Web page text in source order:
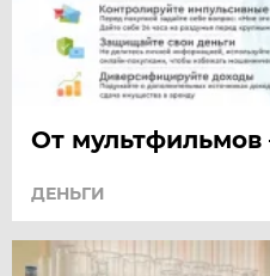
От мультфильмов
ДЕНЬГИ